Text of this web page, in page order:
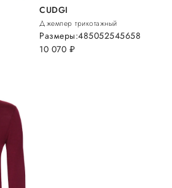
CUDGI
Джемпер трикотажный
10 070 руб.
Размеры:485052545658